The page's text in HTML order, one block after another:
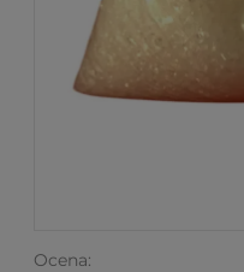
Ocena: